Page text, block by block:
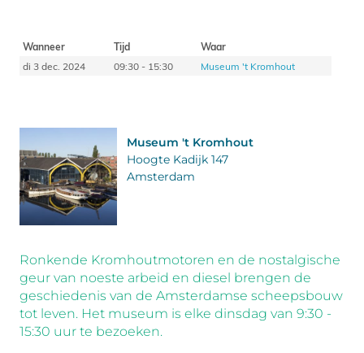
Wanneer Tijd
Waar
di 3 dec. 2024
09:30 - 15:30 Museum 't Kromhout
Museum 't Kromhout
Hoogte Kadijk 147
Amsterdam
Ronkende Kromhoutmotoren en de nostalgische
geur van noeste arbeid en diesel brengen de
geschiedenis van de Amsterdamse scheepsbouw
tot leven. Het museum is elke dinsdag van 9:30 -
15:30 uur te bezoeken.